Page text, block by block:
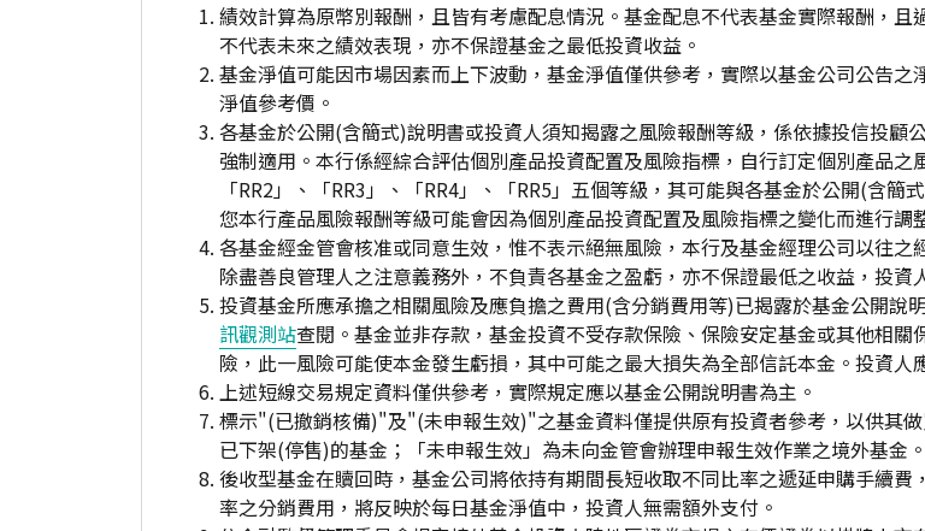
績效計算為原幣別報酬，且皆有考慮配息情況。基金配息不代表基金實際報酬，
不代表未來之績效表現，亦不保證基金之最低投資收益。
基金淨值可能因市場因素而上下波動，基金淨值僅供參考，實際以基金公司公告
淨值參考價。
各基金於公開(含簡式)說明書或投資人須知揭露之風險報酬等級，係依據投信投顧
強制適用。本行係經綜合評估個別產品投資配置及風險指標，自行訂定個別產品之
「RR2」、「RR3」、「RR4」、「RR5」五個等級，其可能與各基金於公開(含
您本行產品風險報酬等級可能會因為個別產品投資配置及風險指標之變化而進行調
各基金經金管會核准或同意生效，惟不表示絕無風險，本行及基金經理公司以往
除盡善良管理人之注意義務外，不負責各基金之盈虧，亦不保證最低之收益，投資
投資基金所應承擔之相關風險及應負擔之費用(含分銷費用等)已揭露於基金公開說
訊觀測站查閱。基金並非存款，基金投資不受存款保險、保險安定基金或其他相
險，此一風險可能使本金發生虧損，其中可能之最大損失為全部信託本金。投資人
上述短線交易規定資料僅供參考，實際規定應以基金公開說明書為主。
標示"(已撤銷核備)"及"(未申報生效)"之基金資料僅提供原有投資者參考，以供其
已下架(停售)的基金；「未申報生效」為未向金管會辦理申報生效作業之境外基金。
後收型基金在贖回時，基金公司將依持有期間長短收取不同比率之遞延申購手續
率之分銷費用，將反映於每日基金淨值中，投資人無需額外支付。